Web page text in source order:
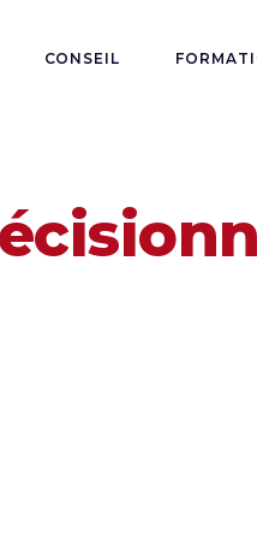
CONSEIL